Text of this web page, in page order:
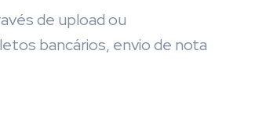
de upload ou
bancários, envio de nota